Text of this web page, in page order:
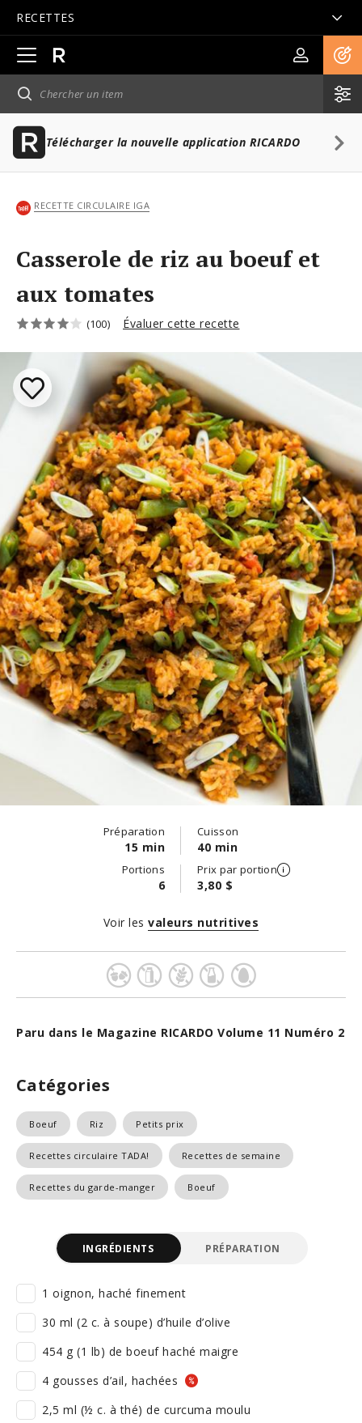
RECETTES
Ouvrir
la
navigation
principale
Télécharger la nouvelle application RICARDO
RECETTE CIRCULAIRE IGA
Casserole de riz au boeuf et
aux tomates
(100) Évaluer cette recette
Préparation
15 min
Cuisson
40 min
Portions
6
Prix par portion
3,80 $
Paru dans le Magazine RICARDO Volume 11 Numéro 2
Voir les valeurs nutritives
Catégories
Boeuf Riz Petits prix
Recettes circulaire TADA! Recettes de semaine
Recettes du garde-manger Boeuf
INGRÉDIENTS PRÉPARATION
1 oignon, haché finement
30 ml (2 c. à soupe) d’huile d’olive
454 g (1 lb) de boeuf haché maigre
4 gousses d’ail, hachées
2,5 ml (½ c. à thé) de curcuma moulu